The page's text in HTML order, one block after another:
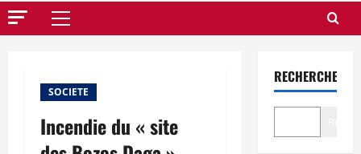
Menu
SOCIETE
Incendie du « site
RECHERCHER